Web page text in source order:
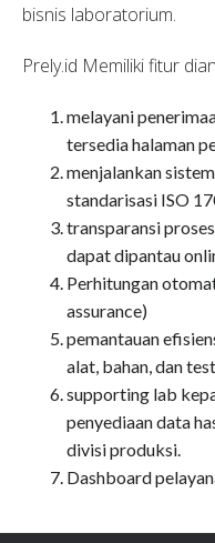
bisnis laboratorium.
Prely.id Memiliki fitur
melayani
tersedia halaman
menjalankan
standarisasi ISO
transparansi
dapat dipantau
Perhitungan
assurance)
pemantauan
alat, bahan, dan
supporting lab
penyediaan data
divisi produksi.
Dashboard